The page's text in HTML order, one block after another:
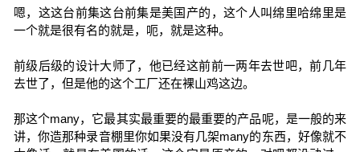
嗯，这这台前集这台前集是美国产的，这个人叫绵里哈绵里是
一个就是很有名的就是，呃，就是这种。
前级后级的设计大师了，他已经这前前一两年去世吧，前几年
去世了，但是他的这个工厂还在裸山鸡这边。
那这个many，它最其实最重要的最重要的产品呢，是一般的来
讲，你造那种录音棚里你如果没有几架many的东西，好像就不